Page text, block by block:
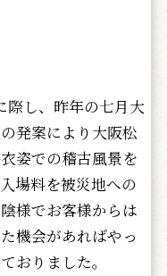
際し、昨年の七月大
発案により大阪松
姿での稽古風景を
場料を被災地への
様でお客様からは
機会があればやっ
おりました。